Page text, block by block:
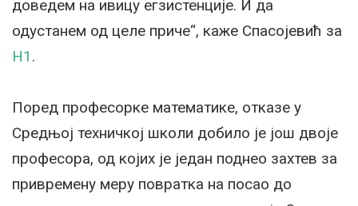
доведем на ивицу егзистенције. И да
одустанем од целе приче“, каже Спасојевић за
Н1 .
Поред професорке математике, отказе у
Средњој техничкој школи добило је још двоје
професора, од којих је један поднео захтев за
привремену меру повратка на посао до